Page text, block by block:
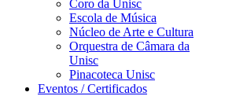
Coro da Unisc
Escola de Música
Núcleo de Arte e Cultura
Orquestra de Câmara da
Unisc
Pinacoteca Unisc
Eventos / Certificados